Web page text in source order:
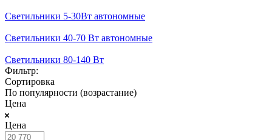
Светильники 5-30Вт автономные
Светильники 40-70 Вт автономные
Светильники 80-140 Вт
Фильтр:
Сортировка
По популярности (возрастание)
Цена
Цена